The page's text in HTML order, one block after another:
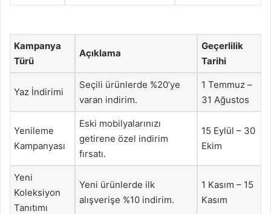
Kampanya
Türü
Açıklama
Geçerlilik
Tarihi
Yaz İndirimi
Seçili ürünlerde %20’ye
varan indirim.
1 Temmuz –
31 Ağustos
Yenileme
Kampanyası
Eski mobilyalarınızı
getirene özel indirim
fırsatı.
15 Eylül – 30
Ekim
Yeni
Koleksiyon
Tanıtımı
Yeni ürünlerde ilk
alışverişe %10 indirim.
1 Kasım – 15
Kasım